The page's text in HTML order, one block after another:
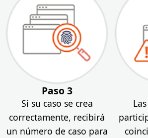
Paso 3
Si su caso se crea
correctamente, recibirá
un número de caso para